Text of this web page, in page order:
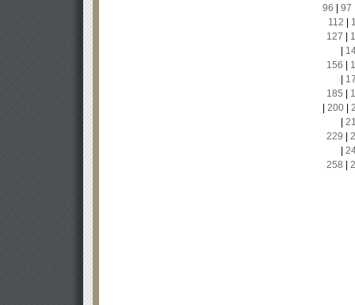
96
97
112
127
156
185
200|
229
258